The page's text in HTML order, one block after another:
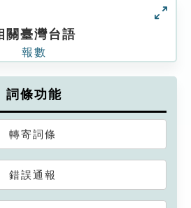
關臺灣台語
報數
詞條功能
轉寄詞條
錯誤通報